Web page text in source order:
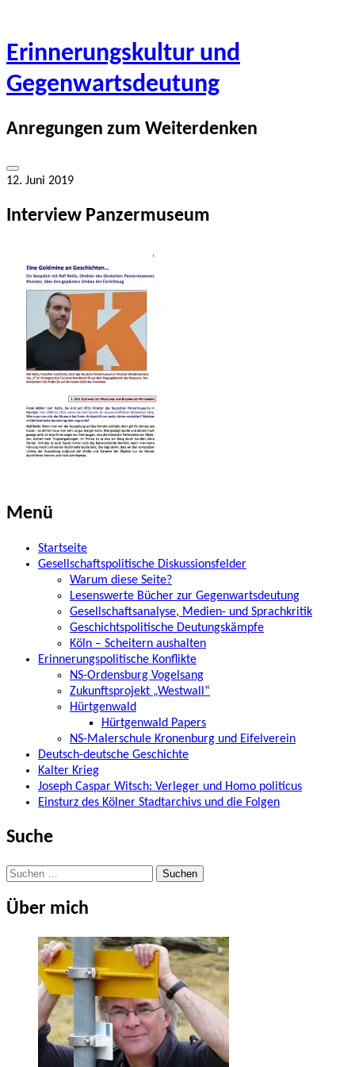
Inhalt
Erinnerungskultur und
Gegenwartsdeutung
Anregungen zum Weiterdenken
Seitenleiste
umschalten
12. Juni 2019
Interview Panzermuseum
Beitrags-
← Interview
Panzermuseum
Menü
Startseite
Gesellschaftspolitische Diskussionsfelder
Warum diese Seite?
Lesenswerte Bücher zur Gegenwartsdeutung
Gesellschaftsanalyse, Medien- und Sprachkritik
Geschichtspolitische Deutungskämpfe
Köln – Scheitern aushalten
Erinnerungspolitische Konflikte
NS-Ordensburg Vogelsang
Zukunftsprojekt „Westwall“
Hürtgenwald
Hürtgenwald Papers
NS-Malerschule Kronenburg und Eifelverein
Deutsch-deutsche Geschichte
Kalter Krieg
Joseph Caspar Witsch: Verleger und Homo politicus
Einsturz des Kölner Stadtarchivs und die Folgen
Suche
Suchen
Über mich